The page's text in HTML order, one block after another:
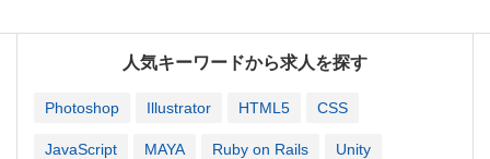
人気キーワードから求人を探す
Photoshop Illustrator HTML5 CSS
JavaScript MAYA Ruby on Rails Unity